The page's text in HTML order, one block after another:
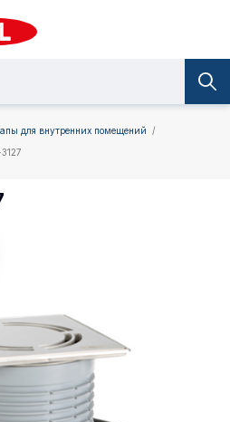
для внутренних помещений